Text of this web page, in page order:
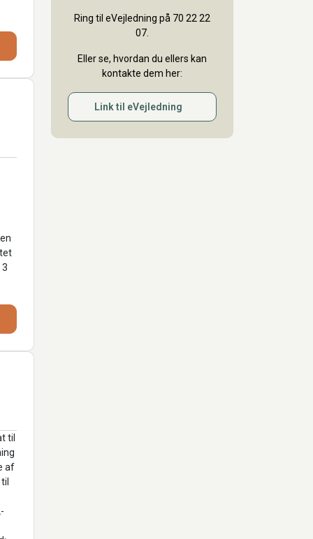
til
af
Ring til eVejledning på 70 22 22
07.
Eller se, hvordan du ellers kan
kontakte dem her:
Link til eVejledning